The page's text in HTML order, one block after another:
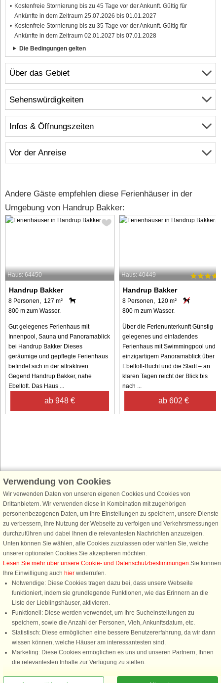
Über das Gebiet
Infos & Öffnungszeiten
Vor der Anreise
Kostenfreie Stornierung bis zu 45 Tage vor der Ankunft. Gültig für
Ankünfte in dem Zeitraum 25.07.2026 bis 01.01.2027
Kostenfreie Stornierung bis zu 35 Tage vor der Ankunft. Gültig für
Ankünfte in dem Zeitraum 02.01.2027 bis 07.01.2028
Die Bedingungen gelten
Sehenswürdigkeiten
Andere Gäste empfehlen diese Ferienhäuser in der
Umgebung von Handrup Bakker:
Haus: 64450
Handrup Bakker
8 Personen, 127 m²
800 m zum Wasser.
Gut gelegenes Ferienhaus mit
Innenpool, Sauna und Panoramablick
bei Handrup Bakker Dieses
geräumige und gepflegte Ferienhaus
befindet sich in der attraktiven
Gegend Handrup Bakker, nahe
Ebeltoft. Das Haus ...
ab 948 €
Haus: 40449
Handrup Bakker
8 Personen, 120 m²
800 m zum Wasser.
Über die Ferienunterkunft Günstig
gelegenes und einladendes
Ferienhaus mit Swimmingpool und
einzigartigem Panoramablick über
Ebeltoft-Bucht und die Stadt – an
klaren Tagen reicht der Blick bis
nach ...
ab 602 €
Schließen Sie sich 100.000 Ferienhaus-Fans an
Erhalten Sie einenWillkommensgutschein von 25 € für Ihren nächsten
Ferienhausurlaub - melden Sie sich einfach für den DanCenter Newsletter
an. Verpassen Sie nie wieder exklusive Angebote, Gewinnspiele und
Urlaubstipps!
Newsletter abonnieren
Verwendung von Cookies
Wir verwenden Daten von unseren eigenen Cookies und Cookies von
Drittanbietern. Wir verwenden diese in Kombination mit zugehörigen
personenbezogenen Daten, um Ihre Einstellungen zu speichern, unsere Dienste
zu verbessern, Ihre Nutzung der Webseite zu verfolgen und Verkehrsmessungen
durchzuführen und dabei Ihnen die relevantesten Nachrichten anzuzeigen.
Unten können Sie wählen, alle Cookies zuzulassen oder wählen Sie, welche
unserer optionalen Cookies Sie akzeptieren möchten.
Lesen Sie mehr über unsere Cookie- und Datenschutzbestimmungen.Sie können
Ihre Einwilligung auch hier widerrufen.
Notwendige: Diese Cookies tragen dazu bei, dass unsere Webseite
funktioniert, indem sie grundlegende Funktionen, wie das Erinnern an die
Liste der Lieblingshäuser, aktivieren.
Funktionell: Diese werden verwendet, um Ihre Sucheinstellungen zu
speichern, sowie die Anzahl der Personen, Vieh, Ankunftsdatum, etc.
Statistisch: Diese ermöglichen eine bessere Benutzererfahrung, da wir dann
wissen können, welche Häuser am interessantesten sind.
Marketing: Diese Cookies ermöglichen es uns und unseren Partnern, Ihnen
die relevantesten Inhalte zur Verfügung zu stellen.